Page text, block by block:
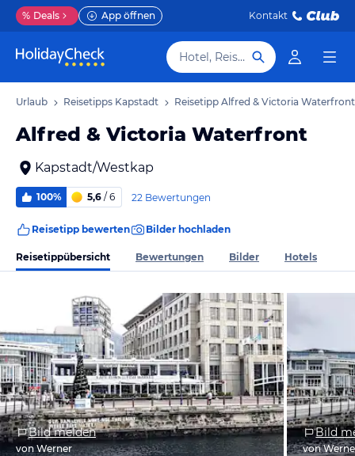
% Deals App öffnen Kontakt
Hotel, Reiseziel
Urlaub Reisetipps Kapstadt Reisetipp Alfred & Victoria Waterfront
Alfred & Victoria Waterfront
Kapstadt/Westkap
100% 5,6 / 6 22 Bewertungen
Reisetipp bewerten Bilder hochladen
Reisetippübersicht Bewertungen Bilder Hotels
Bild melden
von Werner
Bild
von